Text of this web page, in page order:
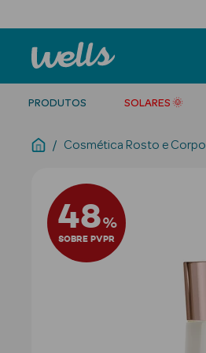
PRODUTOS SOLARES 🌞
Cosmética Rosto e Corpo
48%
SOBRE PVPR